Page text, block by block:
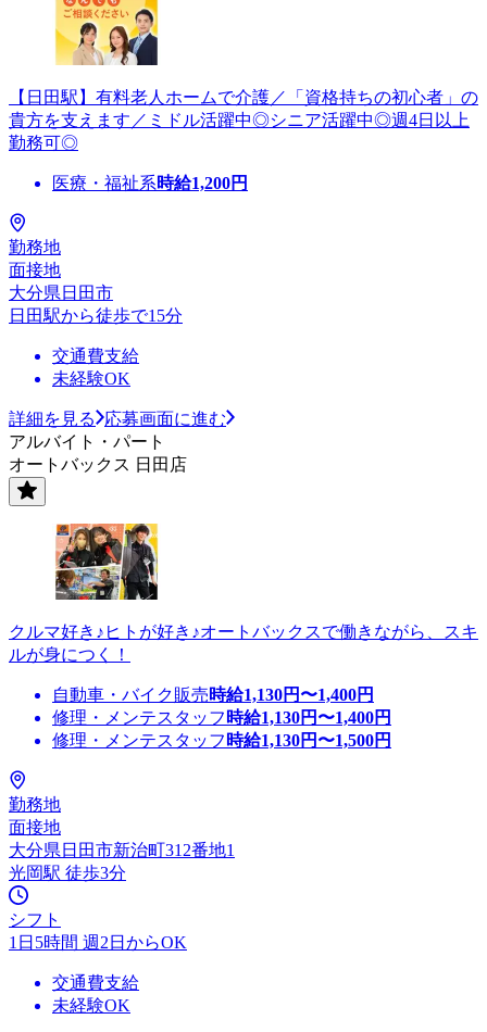
【日田駅】有料老人ホームで介護／「資格持ちの初心者」の
貴方を支えます／ミドル活躍中◎シニア活躍中◎週4日以上
勤務可◎
医療・福祉系時給1,200円
勤務地
面接地
大分県日田市
日田駅から徒歩で15分
交通費支給
未経験OK
詳細を見る
応募画面に進む
アルバイト・パート
オートバックス 日田店
クルマ好き♪ヒトが好き♪オートバックスで働きながら、スキ
ルが身につく！
自動車・バイク販売時給1,130円〜1,400円
修理・メンテスタッフ 時給1,130円〜1,400円
修理・メンテスタッフ 時給1,130円〜1,500円
勤務地
面接地
大分県日田市新治町312番地1
光岡駅 徒歩3分
シフト
1日5時間 週2日からOK
交通費支給
未経験OK